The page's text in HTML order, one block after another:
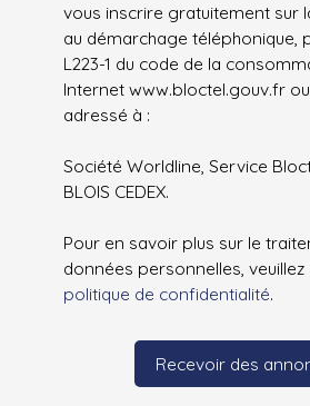
vous inscrire gratuitement sur
au démarchage téléphonique,
L223-1 du code de la
Internet www.bloctel.gouv.fr
adressé à :
Société Worldline, Service
BLOIS CEDEX.
Pour en savoir plus sur le
données personnelles,
politique de confidentialité.
Recevoir des